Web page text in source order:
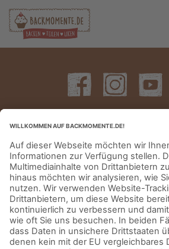
IMPRESSUM DATENSCHUTZERKLÄRUNG